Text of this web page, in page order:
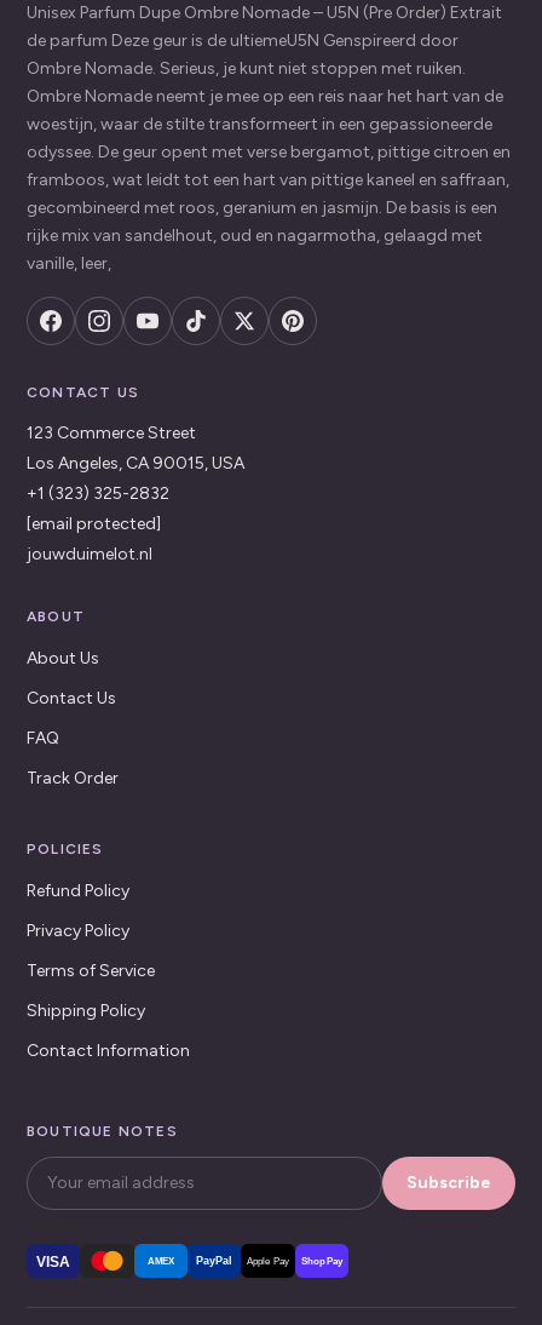
Unisex Parfum Dupe Ombre Nomade – U5N (Pre Order) Extrait
de parfum Deze geur is de ultiemeU5N Genspireerd door
Ombre Nomade. Serieus, je kunt niet stoppen met ruiken.
Ombre Nomade neemt je mee op een reis naar het hart van de
woestijn, waar de stilte transformeert in een gepassioneerde
odyssee. De geur opent met verse bergamot, pittige citroen en
framboos, wat leidt tot een hart van pittige kaneel en saffraan,
gecombineerd met roos, geranium en jasmijn. De basis is een
rijke mix van sandelhout, oud en nagarmotha, gelaagd met
vanille, leer,
CONTACT US
123 Commerce Street
Los Angeles, CA 90015, USA
+1 (323) 325-2832
[email protected]
jouwduimelot.nl
ABOUT
About Us
Contact Us
FAQ
Track Order
POLICIES
Refund Policy
Privacy Policy
Terms of Service
Shipping Policy
Contact Information
BOUTIQUE NOTES
Subscribe
VISA AMEX PayPal Apple Pay Shop Pay